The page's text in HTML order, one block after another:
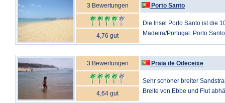
3 Bewertungen Porto Santo
Die Insel Porto Santo ist die
Madeira/Portugal. Porto
4,76 gut
3 Bewertungen Praia de Odeceixe
Sehr schöner breiter
Breite von Ebbe und Flut
4,64 gut